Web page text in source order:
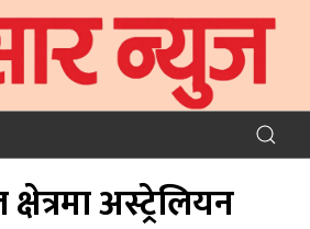
क्षेत्रमा अस्ट्रेलियन